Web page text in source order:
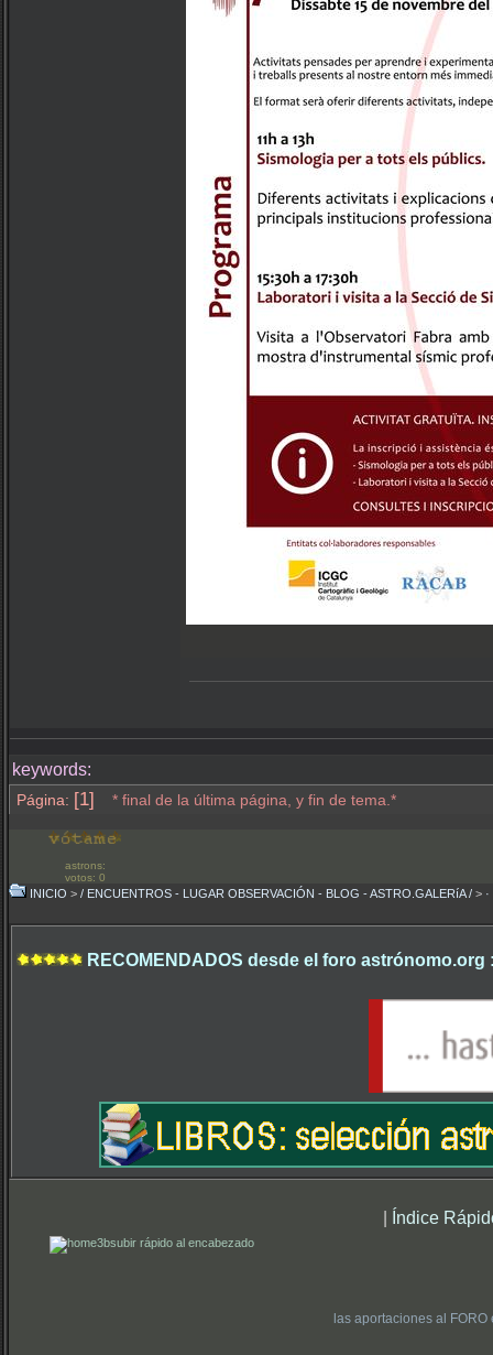
keywords:
Página: [1] * final de la última página, y fin de tema.*
astrons:
votos: 0
INICIO > / ENCUENTROS - LUGAR OBSERVACIÓN - BLOG - ASTRO.GALERíA / >
RECOMENDADOS desde el foro astrónomo.org
| Índice
subir rápido al encabezado
las aportaciones al